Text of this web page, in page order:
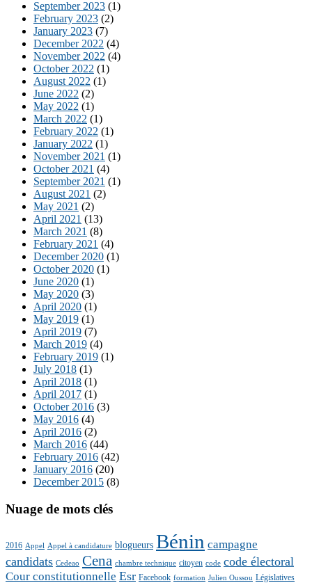
September 2023 (1)
February 2023 (2)
January 2023 (7)
December 2022 (4)
November 2022 (4)
October 2022 (1)
August 2022 (1)
June 2022 (2)
May 2022 (1)
March 2022 (1)
February 2022 (1)
January 2022 (1)
November 2021 (1)
October 2021 (4)
September 2021 (1)
August 2021 (2)
May 2021 (2)
April 2021 (13)
March 2021 (8)
February 2021 (4)
December 2020 (1)
October 2020 (1)
June 2020 (1)
May 2020 (3)
April 2020 (1)
May 2019 (1)
April 2019 (7)
March 2019 (4)
February 2019 (1)
July 2018 (1)
April 2018 (1)
April 2017 (1)
October 2016 (3)
May 2016 (4)
April 2016 (2)
March 2016 (44)
February 2016 (42)
January 2016 (20)
December 2015 (8)
Nuage de mots clés
2016 Appel Appel à candidature blogueurs Bénin campagne
candidats Cedeao Cena chambre technique citoyen code code électoral
Cour constitutionnelle Esr Facebook formation Julien Oussou Législatives